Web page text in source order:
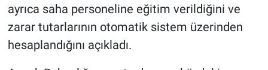
ayrıca saha personeline eğitim verildiğini ve
zarar tutarlarının otomatik sistem üzerinden
hesaplandığını açıkladı.